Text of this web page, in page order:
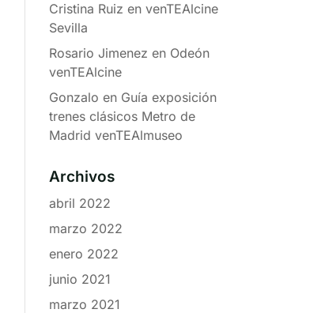
Cristina Ruiz en venTEAlcine
Sevilla
Rosario Jimenez en Odeón
venTEAlcine
Gonzalo en Guía exposición
trenes clásicos Metro de
Madrid venTEAlmuseo
Archivos
abril 2022
marzo 2022
enero 2022
junio 2021
marzo 2021